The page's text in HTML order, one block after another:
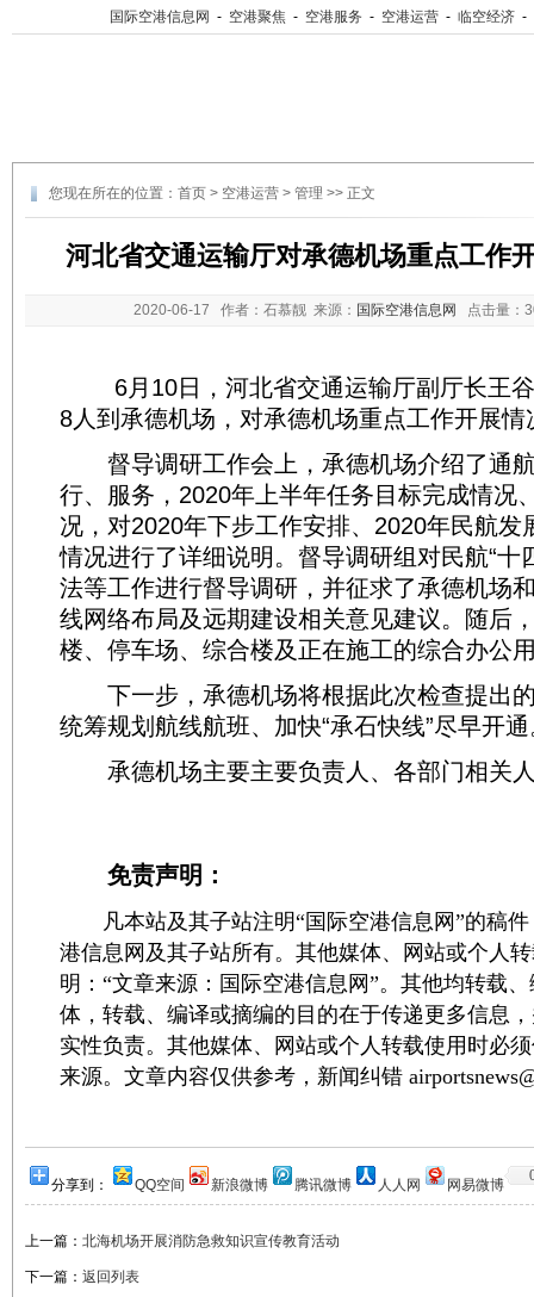
国际空港信息网 - 空港聚焦 - 空港服务 - 空港运营 - 临空经济 -
您现在所在的位置： 首页 > 空港运营 > 管理 >> 正文
河北省交通运输厅对承德机场重点工作
2020-06-17 作者：石慕靓 来源： 国际空港信息网 点击量：
6月10日，河北省交通运输厅副厅长王谷
8人到承德机场，对承德机场重点工作开展
督导调研工作会上，承德机场介绍了通
行、服务，2020年上半年任务目标完成情况
况，对2020年下步工作安排、2020年民航发
情况进行了详细说明。督导调研组对民航“十
法等工作进行督导调研，并征求了承德机场
线网络布局及远期建设相关意见建议。随后
楼、停车场、综合楼及正在施工的综合办公
下一步，承德机场将根据此次检查提出
统筹规划航线航班、加快“承石快线”尽早开
承德机场主要主要负责人、各部门相关
免责声明：
凡本站及其子站注明“国际空港信息网”的稿件
港信息网及其子站所有。其他媒体、网站或个人
明：“文章来源：国际空港信息网”。其他均转载
体，转载、编译或摘编的目的在于传递更多信息
实性负责。其他媒体、网站或个人转载使用时必
来源。文章内容仅供参考，新闻纠错
分享到： QQ空间 新浪微博 腾讯微博 人人网 网易微博
上一篇： 北海机场开展消防急救知识宣传教育活动
下一篇： 返回列表